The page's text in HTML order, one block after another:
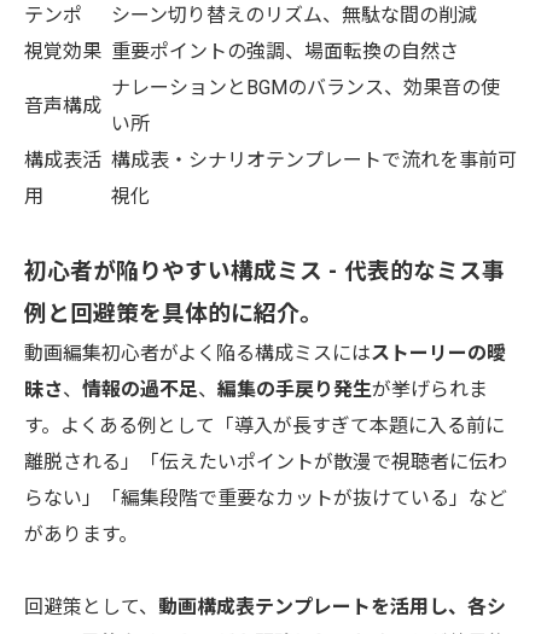
テンポ
シーン切り替えのリズム、無駄な間の削減
視覚効果 重要ポイントの強調、場面転換の自然さ
音声構成
ナレーションとBGMのバランス、効果音の使
い所
構成表活
用
構成表・シナリオテンプレートで流れを事前可
視化
初心者が陥りやすい構成ミス - 代表的なミス事
例と回避策を具体的に紹介。
動画編集初心者がよく陥る構成ミスにはストーリーの曖
昧さ、 情報の過不足、 編集の手戻り発生が挙げられま
す。よくある例として「導入が長すぎて本題に入る前に
離脱される」「伝えたいポイントが散漫で視聴者に伝わ
らない」「編集段階で重要なカットが抜けている」など
があります。
回避策として、 動画構成表テンプレートを活用し、各シ